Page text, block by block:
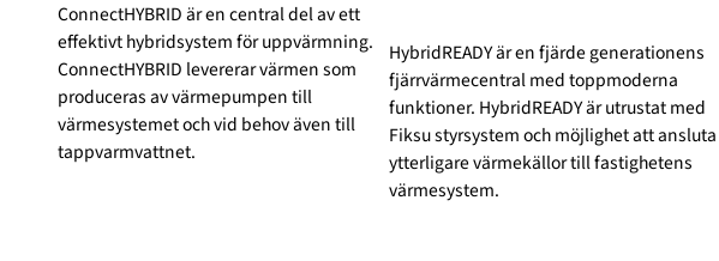
ConnectHYBRID är en central del av ett
effektivt hybridsystem för uppvärmning.
ConnectHYBRID levererar värmen som
produceras av värmepumpen till
värmesystemet och vid behov även till
tappvarmvattnet.
HybridREADY är en fjärde generationens
fjärrvärmecentral med toppmoderna
funktioner. HybridREADY är utrustat med
Fiksu styrsystem och möjlighet att ansluta
ytterligare värmekällor till fastighetens
värmesystem.